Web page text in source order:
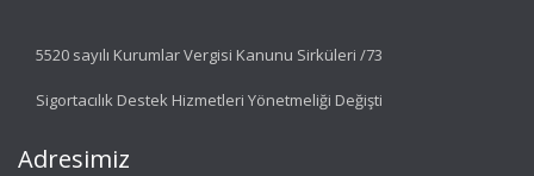
5520 sayılı Kurumlar Vergisi Kanunu Sirküleri /73
Sigortacılık Destek Hizmetleri Yönetmeliği Değişti
Adresimiz